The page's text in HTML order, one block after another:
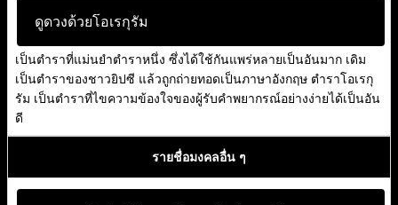
ดูดวงด้วยโอเรกุรัม
เป็นตำราที่แม่นยำตำราหนึ่ง ซึ่งได้ใช้กันแพร่หลายเป็นอันมาก เดิม
เป็นตำราของชาวยิปซี แล้วถูกถ่ายทอดเป็นภาษาอังกฤษ ตำราโอเรกุ
รัม เป็นตำราที่ไขความข้องใจของผู้รับคำพยากรณ์อย่างง่ายได้เป็นอัน
ดี
รายชื่อมงคลอื่น ๆ